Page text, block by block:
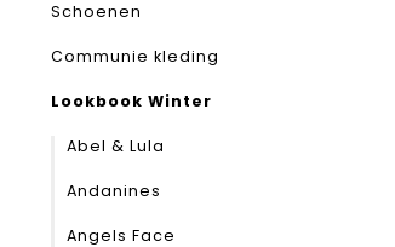
Schoenen
Communie kleding
Lookbook Winter
Abel & Lula
Andanines
Angels Face